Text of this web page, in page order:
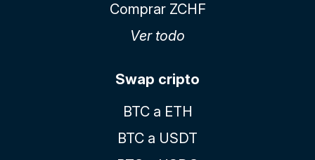
Comprar ZCHF
Ver todo
Swap cripto
BTC a ETH
BTC a USDT